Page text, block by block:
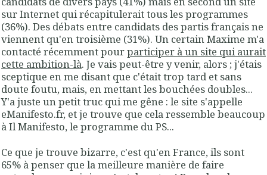
sur Internet qui récapitulerait tous les programmes
(36%). Des débats entre candidats des partis français ne
viennent qu'en troisième (31%). Un certain Maxime m'a
contacté récemment pourparticiper à un site qui aurait
cette ambition-là. Je vais peut-être y venir, alors ; j'étais
sceptique en me disant que c'était trop tard et sans
doute foutu, mais, en mettant les bouchées doubles...
Y'a juste un petit truc qui me gêne : le site s'appelle
eManifesto.fr, et je trouve que cela ressemble beaucoup
à Il Manifesto, le programme du PS...
Ce que je trouve bizarre, c'est qu'en France, ils sont
65% à penser que la meilleure manière de faire